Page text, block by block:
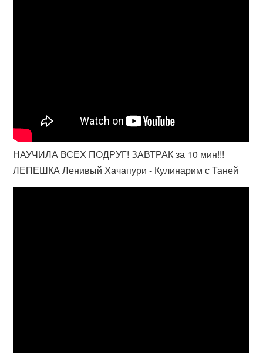
НАУЧИЛА ВСЕХ ПОДРУГ! ЗАВТРАК за 10 мин!!!
ЛЕПЕШКА Ленивый Хачапури - Кулинарим с Таней